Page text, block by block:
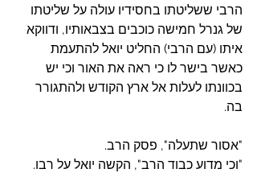
הרבי ששליטתו בחסידיו עולה על שליטתו
של גנרל חמישה כוכבים בצבאותיו, ודווקא
איתו (עם הרבי) החליט יואל להתעמת
כאשר בישר לו כי ראה את האור וכי יש
בכוונתו לעלות אל ארץ הקודש ולהתגורר
בה.
"אסור שתעלה", פסק הרב.
"וכי מדוע כבוד הרב", הקשה יואל על רבו.